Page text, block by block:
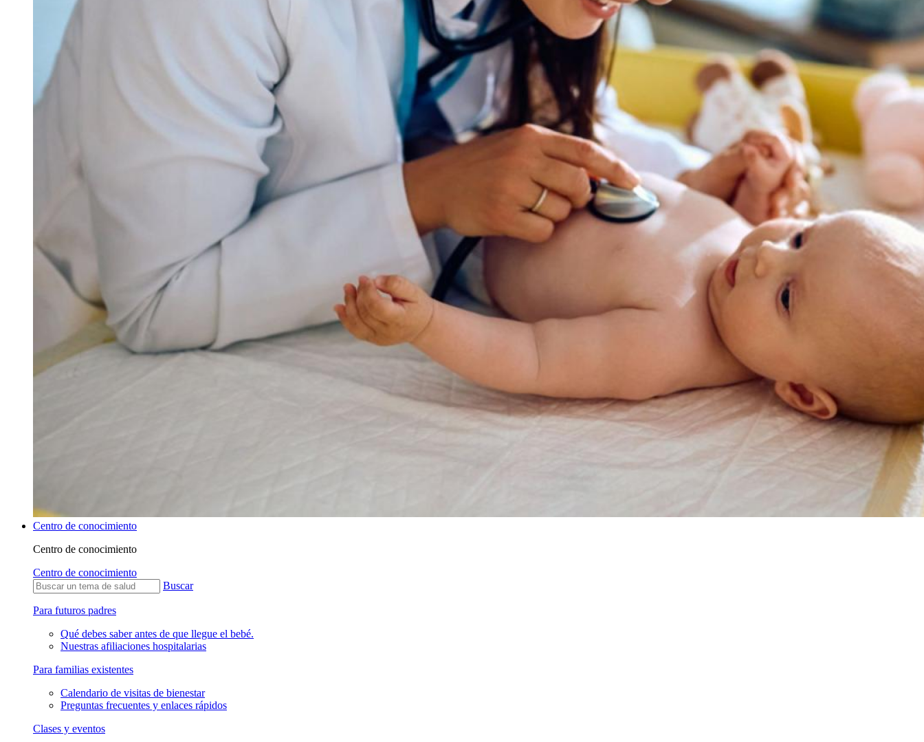
Centro de conocimiento
Centro de conocimiento
Centro de conocimiento
Buscar
Para futuros padres
Qué debes saber antes de que llegue el bebé.
Nuestras afiliaciones hospitalarias
Para familias existentes
Calendario de visitas de bienestar
Preguntas frecuentes y enlaces rápidos
Clases y eventos